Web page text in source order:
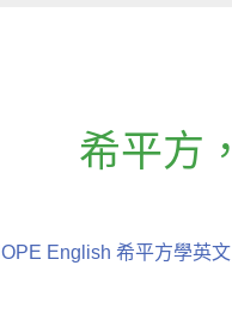
希平方 ，
English 希平方學英文